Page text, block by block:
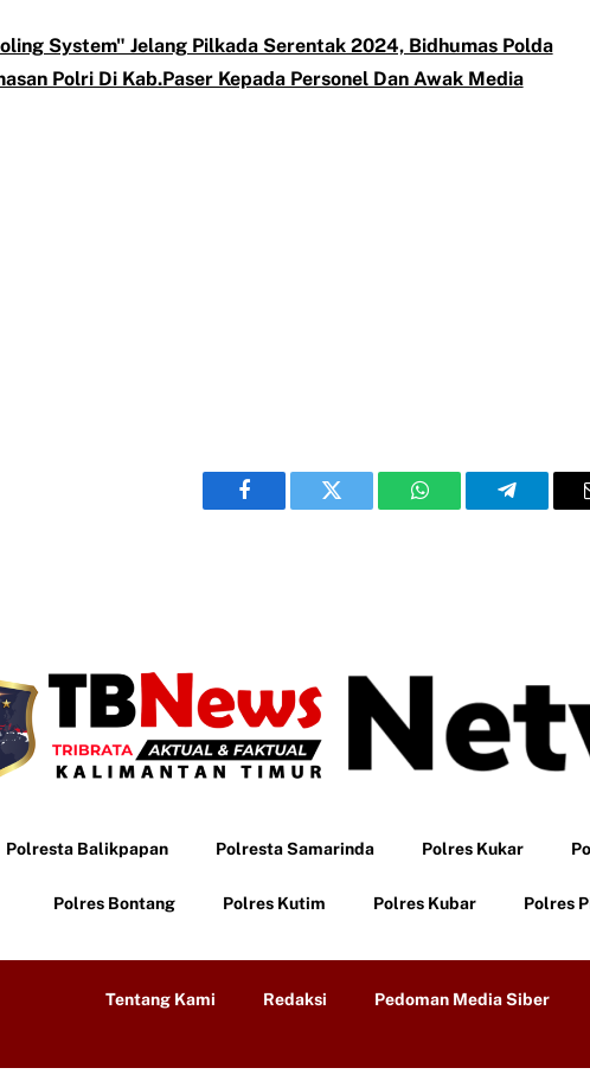
System" Jelang Pilkada Serentak 2024, Bidhumas Polda
Polri Di Kab.Paser Kepada Personel Dan Awak Media
Facebook Twitter WhatsAppTelegram
Polresta Balikpapan Polresta Samarinda Polres Kukar
Polres Bontang Polres Kutim Polres Kubar Polres
Tentang Kami Redaksi Pedoman Media Siber